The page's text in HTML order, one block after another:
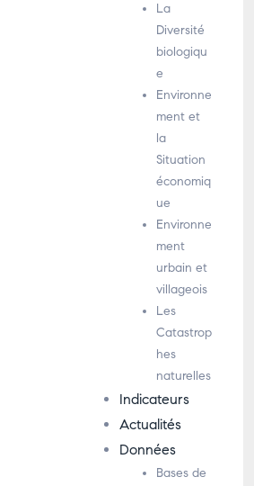
La
Diversité
biologiqu
e
Environne
ment et
la
Situation
économiq
ue
Environne
ment
urbain et
villageois
Les
Catastrop
hes
naturelles
Indicateurs
Actualités
Données
Bases de